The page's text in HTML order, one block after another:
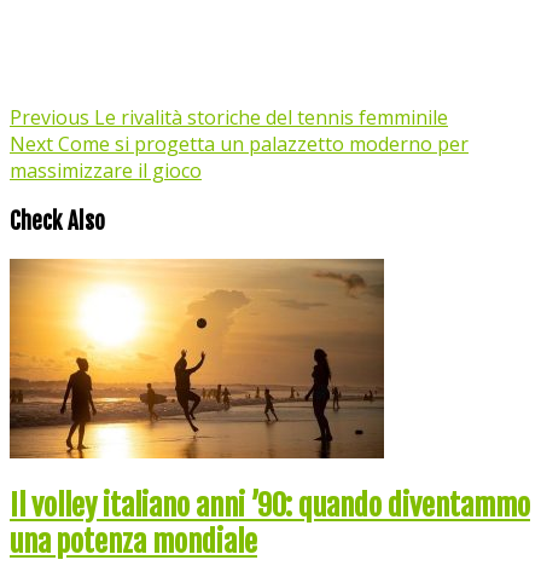
Previous Le rivalità storiche del tennis femminile
NextCome si progetta un palazzetto moderno per
massimizzare il gioco
Check Also
Il volley italiano anni ’90: quando diventammo
una potenza mondiale